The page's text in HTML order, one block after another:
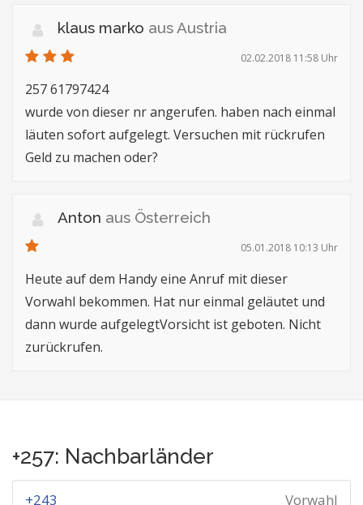
klaus marko aus Austria
02.02.2018 11:58 Uhr
257 61797424
wurde von dieser nr angerufen. haben nach einmal
läuten sofort aufgelegt. Versuchen mit rückrufen
Geld zu machen oder?
Anton aus Österreich
05.01.2018 10:13 Uhr
Heute auf dem Handy eine Anruf mit dieser
Vorwahl bekommen. Hat nur einmal geläutet und
dann wurde aufgelegtVorsicht ist geboten. Nicht
zurückrufen.
+257: Nachbarländer
Vorwahl
+243